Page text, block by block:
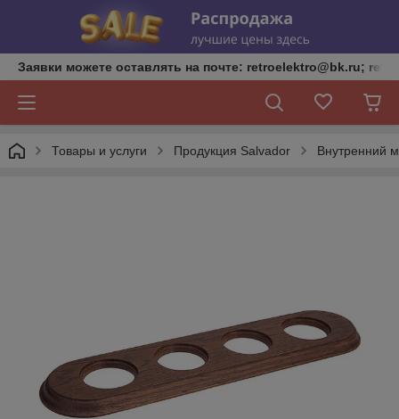
Заявки можете оставлять на почте: retroelektro@bk.ru;
Товары и услуги Продукция Salvador Внутренний